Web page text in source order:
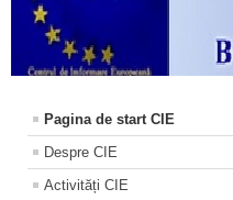
Pagina de start CIE
Despre CIE
Activități CIE